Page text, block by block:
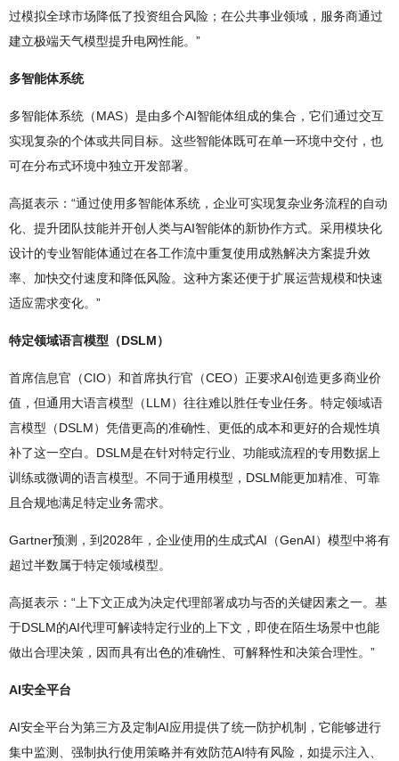
过模拟全球市场降低了投资组合风险；在公共事业领域，服务商通过
建立极端天气模型提升电网性能。”
多智能体系统
多智能体系统（MAS）是由多个AI智能体组成的集合，它们通过交互
实现复杂的个体或共同目标。这些智能体既可在单一环境中交付，也
可在分布式环境中独立开发部署。
高挺表示：“通过使用多智能体系统，企业可实现复杂业务流程的自动
化、提升团队技能并开创人类与AI智能体的新协作方式。采用模块化
设计的专业智能体通过在各工作流中重复使用成熟解决方案提升效
率、加快交付速度和降低风险。这种方案还便于扩展运营规模和快速
适应需求变化。”
特定领域语言模型（DSLM）
首席信息官（CIO）和首席执行官（CEO）正要求AI创造更多商业价
值，但通用大语言模型（LLM）往往难以胜任专业任务。特定领域语
言模型（DSLM）凭借更高的准确性、更低的成本和更好的合规性填
补了这一空白。DSLM是在针对特定行业、功能或流程的专用数据上
训练或微调的语言模型。不同于通用模型，DSLM能更加精准、可靠
且合规地满足特定业务需求。
Gartner预测，到2028年，企业使用的生成式AI（GenAI）模型中将有
超过半数属于特定领域模型。
高挺表示：“上下文正成为决定代理部署成功与否的关键因素之一。基
于DSLM的AI代理可解读特定行业的上下文，即使在陌生场景中也能
做出合理决策，因而具有出色的准确性、可解释性和决策合理性。”
AI安全平台
AI安全平台为第三方及定制AI应用提供了统一防护机制，它能够进行
集中监测、强制执行使用策略并有效防范AI特有风险，如提示注入、